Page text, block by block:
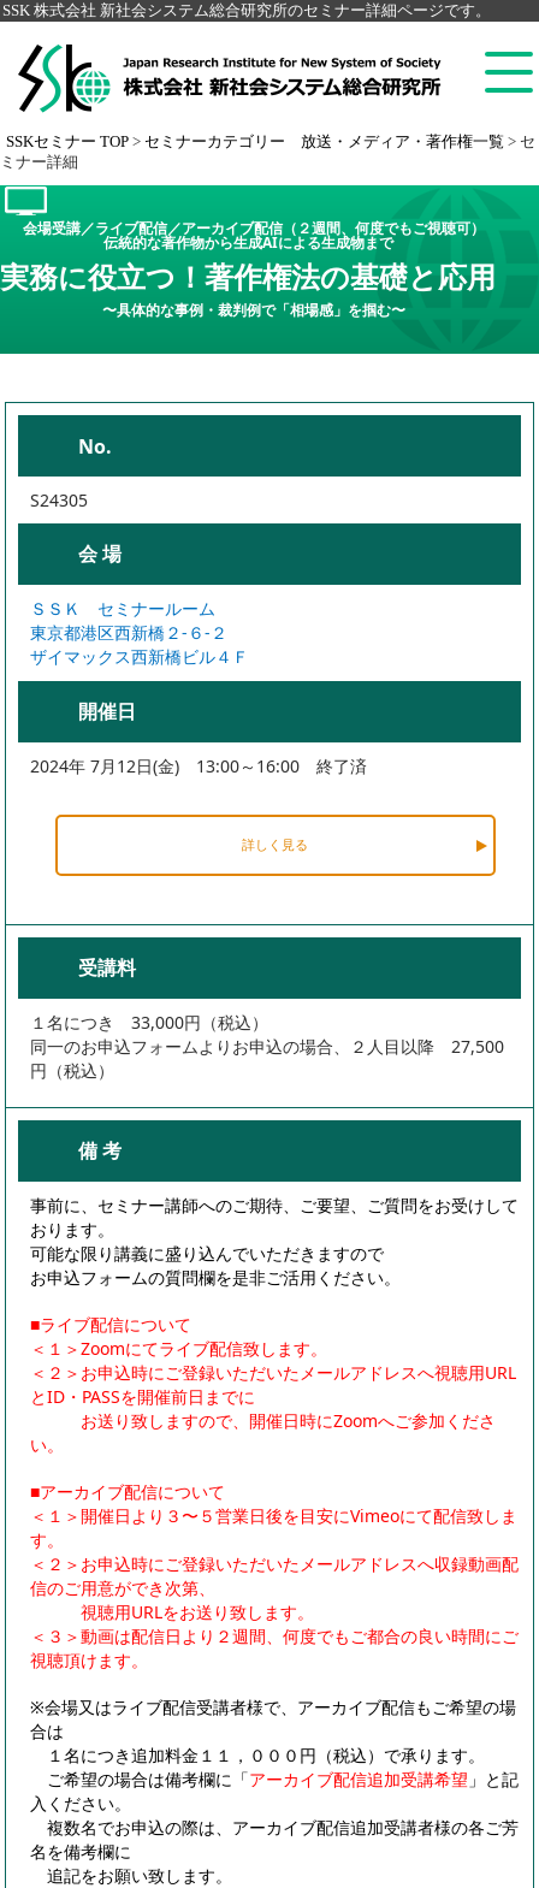
SSK 株式会社 新社会システム総合研究所のセミナー詳細ページです。
SSKセミナー TOP > セミナーカテゴリー 放送・メディア・著作権一覧 > セ
ミナー詳細
会場受講／ライブ配信／アーカイブ配信（２週間、何度でもご視聴可）
伝統的な著作物から生成AIによる生成物まで
実務に役立つ！著作権法の基礎と応用
〜具体的な事例・裁判例で「相場感」を掴む〜
No.
S24305
会 場
ＳＳＫ セミナールーム
東京都港区西新橋２-６-２
ザイマックス西新橋ビル４Ｆ
開催日
2024年 7月12日(金) 13:00～16:00 終了済
詳しく見る
受講料
１名につき 33,000円（税込）
同一のお申込フォームよりお申込の場合、２人目以降 27,500
円（税込）
備 考
事前に、セミナー講師へのご期待、ご要望、ご質問をお受けして
おります。
可能な限り講義に盛り込んでいただきますので
お申込フォームの質問欄を是非ご活用ください。
■ライブ配信について
＜１＞Zoomにてライブ配信致します。
＜２＞お申込時にご登録いただいたメールアドレスへ視聴用URL
とID・PASSを開催前日までに
お送り致しますので、開催日時にZoomへご参加くださ
い。
■アーカイブ配信について
＜１＞開催日より３〜５営業日後を目安にVimeoにて配信致しま
す。
＜２＞お申込時にご登録いただいたメールアドレスへ収録動画配
信のご用意ができ次第、
視聴用URLをお送り致します。
＜３＞動画は配信日より２週間、何度でもご都合の良い時間にご
視聴頂けます。
※会場又はライブ配信受講者様で、アーカイブ配信もご希望の場
合は
１名につき追加料金１１，０００円（税込）で承ります。
ご希望の場合は備考欄に「アーカイブ配信追加受講希望 」と記
入ください。
複数名でお申込の際は、アーカイブ配信追加受講者様の各ご芳
名を備考欄に
追記をお願い致します。